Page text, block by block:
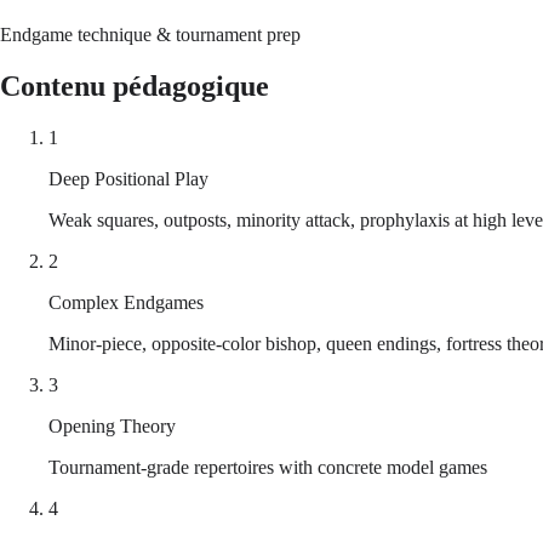
Endgame technique & tournament prep
Contenu pédagogique
1
Deep Positional Play
Weak squares, outposts, minority attack, prophylaxis at high
2
Complex Endgames
Minor-piece, opposite-color bishop, queen endings, fortress
3
Opening Theory
Tournament-grade repertoires with concrete model games
4